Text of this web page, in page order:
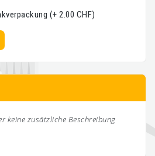
(+ 2.00 CHF)
keine zusätzliche Beschreibung